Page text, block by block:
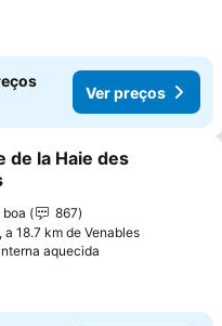
Ver preços
aos favoritos
de la Haie des
867
a 18.7 km de Venables
aquecida